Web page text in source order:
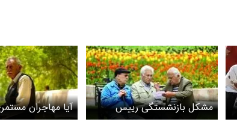
مشکل بازنشستگی رییس
آیا مهاجران